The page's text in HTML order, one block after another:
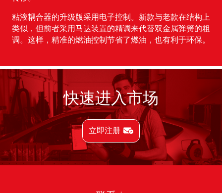
粘液耦合器的升级版采用电子控制。新款与老款在结构上
类似，但前者采用马达装置的精调来代替双金属弹簧的粗
调。这样，精准的燃油控制节省了燃油，也有利于环保。
快速进入市场
立即注册